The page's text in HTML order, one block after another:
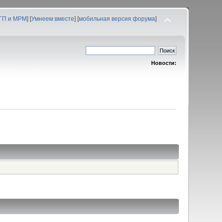
и МРМ] [Умнеем вместе] [мобильная версия форума]
Новости: